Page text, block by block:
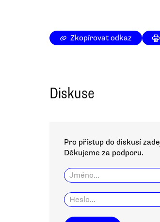
Zkopírovat odkaz
Diskuse
Pro přístup do diskusí
Děkujeme za podporu.